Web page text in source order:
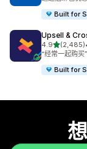
Built for
Upsell &
4.9星（满分 5
(2,485)
总共 2485 条 •
“经常一起购
Built for